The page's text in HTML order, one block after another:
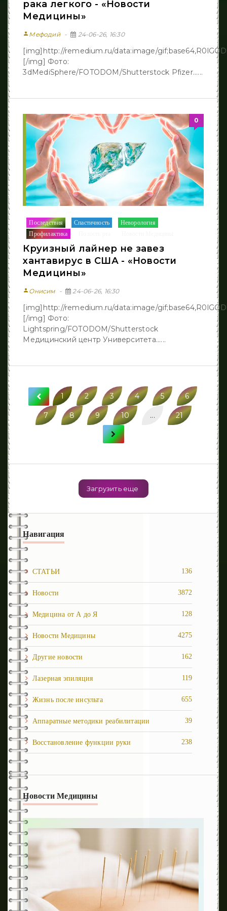
рака легкого - «Новости
Медицины»
person Мефодий 24-06-26, 16:30
[img]http://remedium.ru/dаta:image/
[/img] Фото:
3dMediSphere/FOTODOM/Shutterstock Pfizer......
0
Последствия Спастичность Неворология
Профилактика
Круизный лайнер не завез
хантавирус в США - «Новости
Медицины»
person Онисим 24-06-26, 16:30
[img]http://remedium.ru/dаta:image/
[/img] Фото:
Lightspring/FOTODOM/Shutterstock
Медицинский центр Университета......
1 2 3 4 5 6
7 8 9 10 ... 21
Загрузить еще
Навигация
СТАТЬИ 136
Новости 3872
Медицина от А до Я 128
Новости Медицины 4275
Другие новости 162
Лазерная эпиляция 119
Жизнь после инcульта 655
Аппаратные методики реабилитации 39
Восстановление функции руки 238
Когнитивные нарушения
Кровоизлияния
Медвебинар
Осложнения
Последствия 309
Новости Медицины